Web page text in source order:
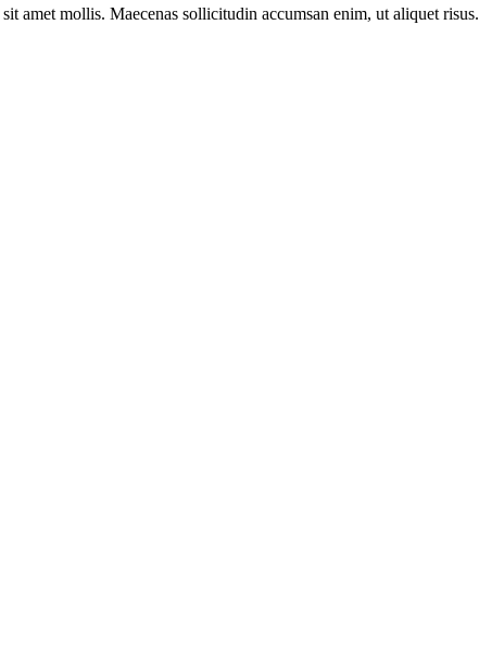
amet mollis. Maecenas sollicitudin accumsan enim, ut aliquet risus.